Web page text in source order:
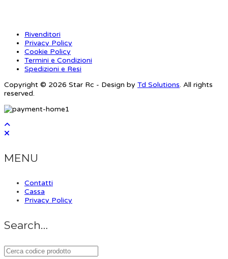
Rivenditori
Privacy Policy
Cookie Policy
Termini e Condizioni
Spedizioni e Resi
Copyright © 2026 Star Rc - Design by Td Solutions. All rights
reserved.
MENU
Contatti
Cassa
Privacy Policy
Search…